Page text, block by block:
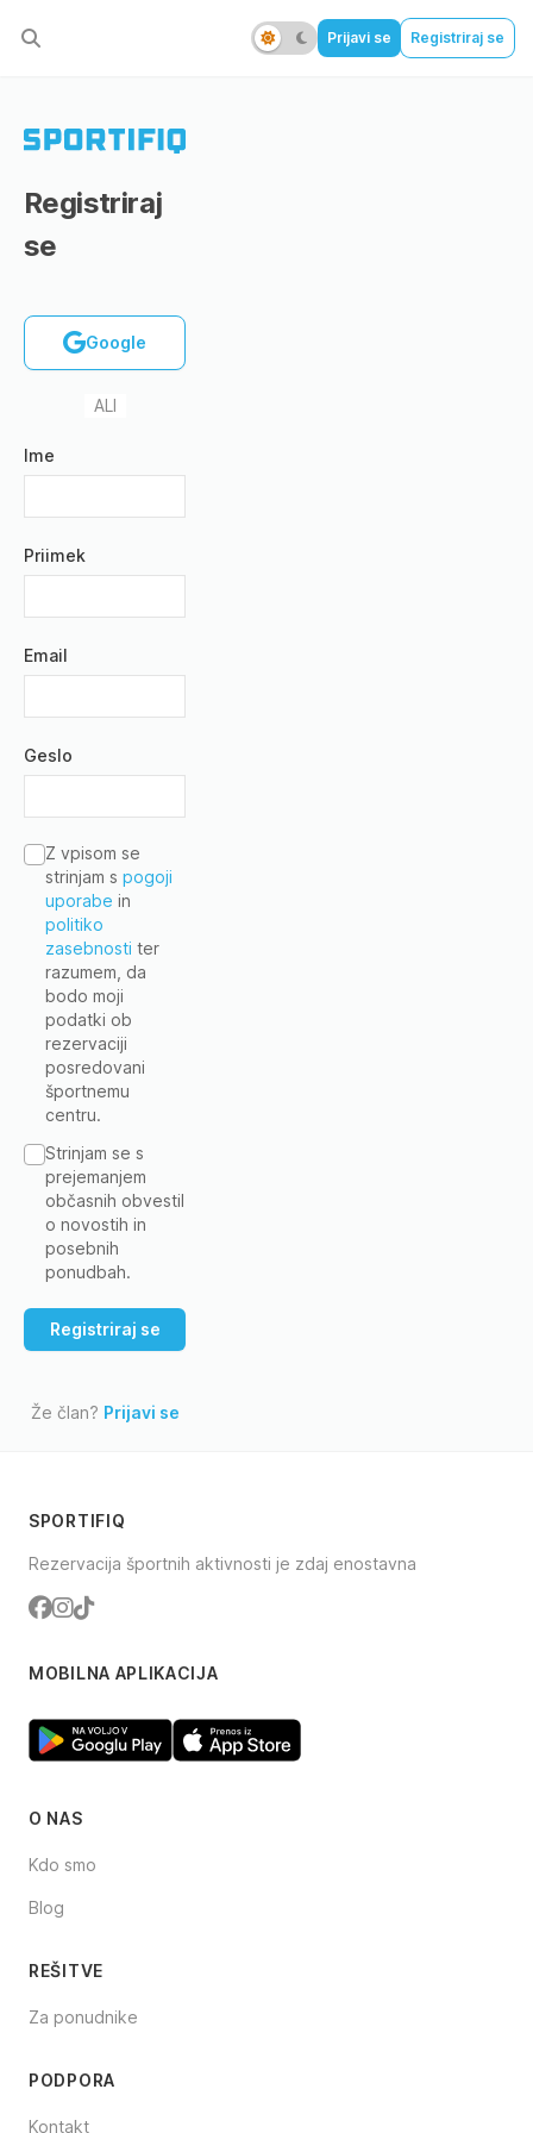
Prijavi se Registriraj se
Registriraj
se
Google
ALI
Ime
Priimek
Email
Geslo
Z vpisom se
strinjam s pogoji
uporabe in
politiko
zasebnosti ter
razumem, da
bodo moji
podatki ob
rezervaciji
posredovani
športnemu
centru.
Strinjam se s
prejemanjem
občasnih obvestil
o novostih in
posebnih
ponudbah.
Že član? Prijavi se
SPORTIFIQ
Rezervacija športnih aktivnosti je zdaj enostavna
Facebook
Instagram
TikTok
MOBILNA APLIKACIJA
O NAS
Kdo smo
Blog
REŠITVE
Za ponudnike
PODPORA
Kontakt